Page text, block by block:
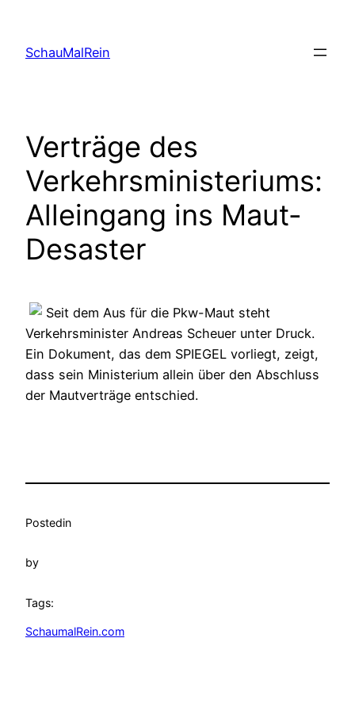
content
SchauMalRein
Verträge des
Verkehrsministeriums:
Alleingang ins Maut-
Desaster
Seit dem Aus für die Pkw-Maut steht
Verkehrsminister Andreas Scheuer unter Druck.
Ein Dokument, das dem SPIEGEL vorliegt, zeigt,
dass sein Ministerium allein über den Abschluss
der Mautverträge entschied.
Postedin
by
Tags:
SchaumalRein.com